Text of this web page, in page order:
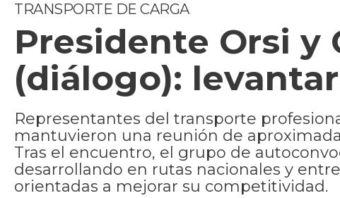
TRANSPORTE DE CARGA
Presidente Orsi y
(diálogo):
Representantes del transporte
mantuvieron una reunión de
Tras el encuentro, el grupo de
desarrollando en rutas nacionales y
orientadas a mejorar su competitividad.